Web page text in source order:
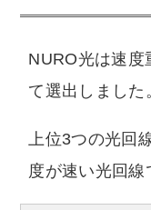
NURO光は速度
て選出しました
上位3つの光回
度が速い光回線